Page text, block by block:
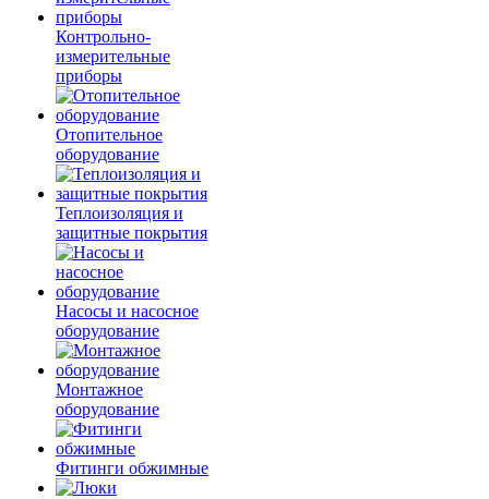
Контрольно-
измерительные
приборы
Отопительное
оборудование
Теплоизоляция и
защитные покрытия
Насосы и насосное
оборудование
Монтажное
оборудование
Фитинги обжимные